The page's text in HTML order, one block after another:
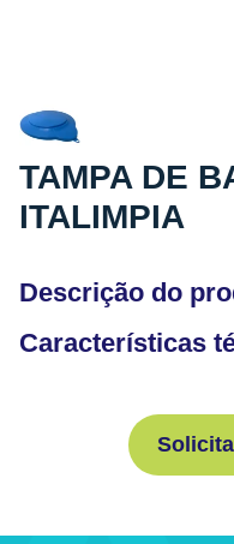
TAMPA DE
ITALIMPIA
Descrição do
Características